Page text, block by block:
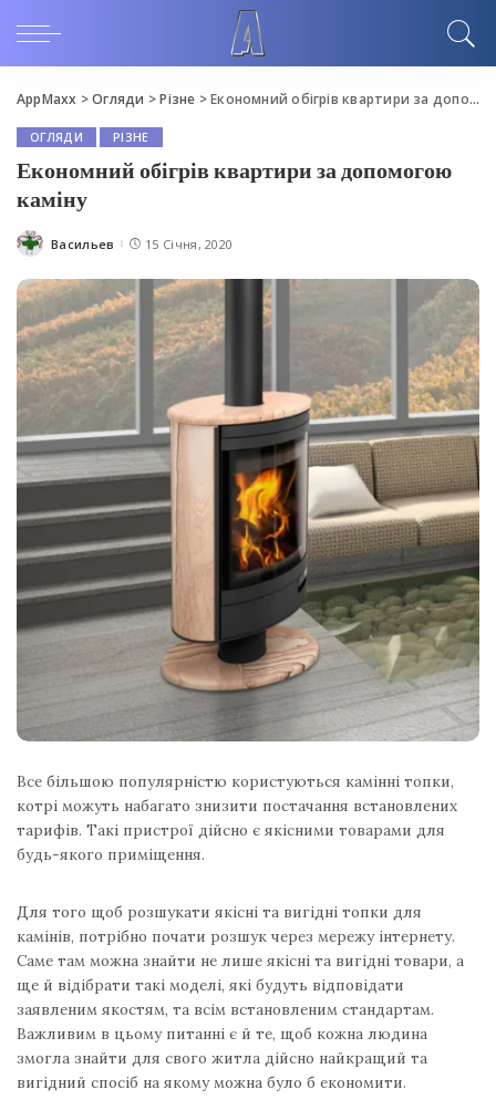
AppMaxx >Огляди >Різне >Економний обігрів квартири за допомогою каміну
ОГЛЯДИ РІЗНЕ
Економний обігрів квартири за допомогою
каміну
Posted
Васильев 15 Січня, 2020
Все більшою популярністю користуються камінні топки,
котрі можуть набагато знизити постачання встановлених
тарифів. Такі пристрої дійсно є якісними товарами для
будь-якого приміщення.
Для того щоб розшукати якісні та вигідні топки для
камінів, потрібно почати розшук через мережу інтернету.
Саме там можна знайти не лише якісні та вигідні товари, а
ще й відібрати такі моделі, які будуть відповідати
заявленим якостям, та всім встановленим стандартам.
Важливим в цьому питанні є й те, щоб кожна людина
змогла знайти для свого житла дійсно найкращий та
вигідний спосіб на якому можна було б економити.